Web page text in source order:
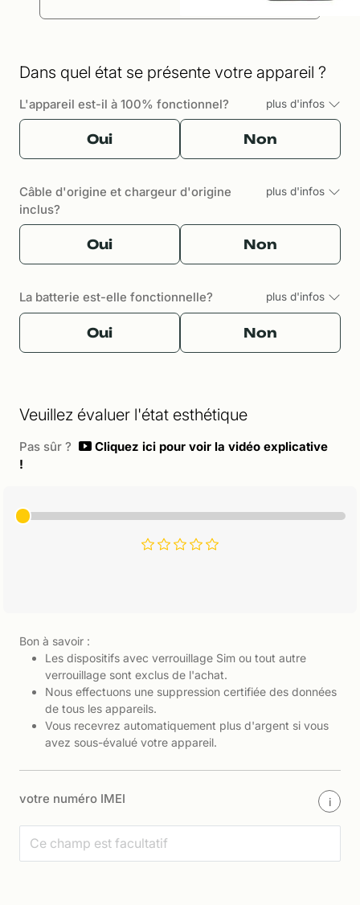
Dans quel état se présente votre appareil ?
L'appareil est-il à 100% fonctionnel? plus d'infos
Oui Non
Câble d'origine et chargeur d'origine
inclus?
plus d'infos
Oui Non
La batterie est-elle fonctionnelle? plus d'infos
Oui Non
Veuillez évaluer l'état esthétique
Pas sûr ?
Cliquez ici pour voir la vidéo explicative
!
Bon à savoir :
Les dispositifs avec verrouillage Sim ou tout autre
verrouillage sont exclus de l'achat.
Nous effectuons une suppression certifiée des données
de tous les appareils.
Vous recevrez automatiquement plus d'argent si vous
avez sous-évalué votre appareil.
votre numéro IMEI i